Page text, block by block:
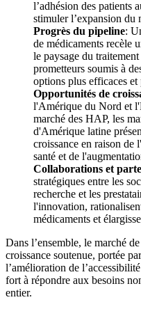
l’adhésion des patients
stimuler l’expansion du
Progrès du pipeline:
de médicaments recèle
le paysage du
prometteurs soumis à
options plus efficaces et
Opportunités de
l'Amérique du Nord et
marché des HAP, les
d'Amérique latine
croissance en raison de
santé et de
Collaborations et
stratégiques entre les
recherche et les
l'innovation,
médicaments et
Dans l’ensemble, le marché
croissance soutenue, portée
l’amélioration de
fort à répondre aux besoins
entier.